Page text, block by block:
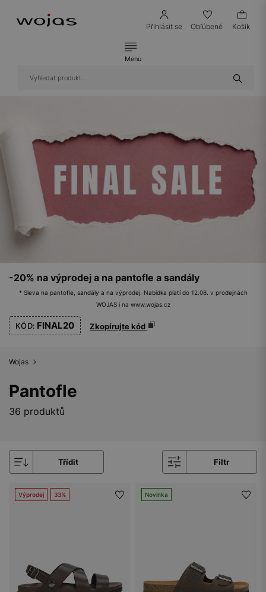
Přihlásit se Obľúbené Košík
Menu
-20% na výprodej a na pantofle a sandály
* Sleva na pantofle, sandály a na výprodej. Nabídka platí do 12.08. v prodejnách
WOJAS i na www.wojas.cz
KÓD: FINAL20 Zkopírujte kód
Wojas
Pantofle
36 produktů
Třídit Filtr
Výprodej 33% Novinka